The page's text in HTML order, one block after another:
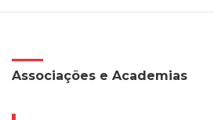
Associações e Academias